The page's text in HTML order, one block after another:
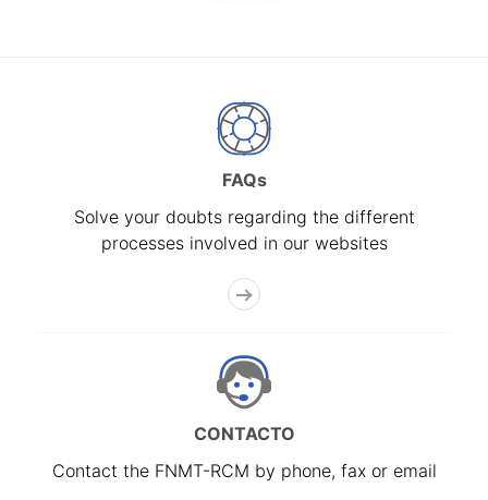
FAQs
Solve your doubts regarding the different
processes involved in our websites
CONTACTO
Contact the FNMT-RCM by phone, fax or email